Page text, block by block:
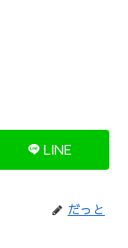
LINE
だっと